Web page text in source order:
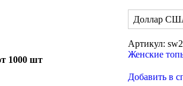
1000 шт
Доллар
Артикул:
Женские
Добавить в